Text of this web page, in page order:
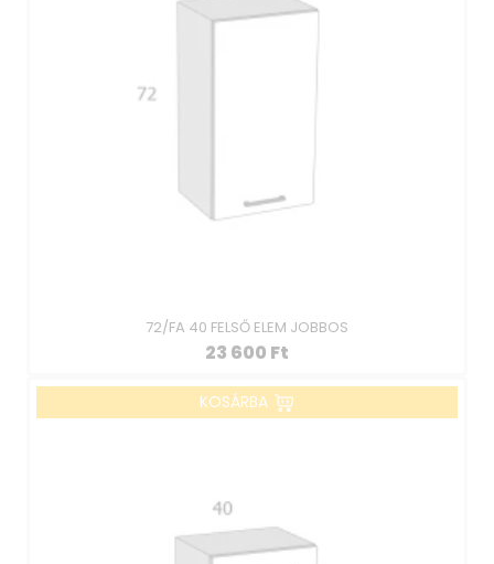
72/FA 40 FELSŐ ELEM JOBBOS
23 600 Ft
KOSÁRBA